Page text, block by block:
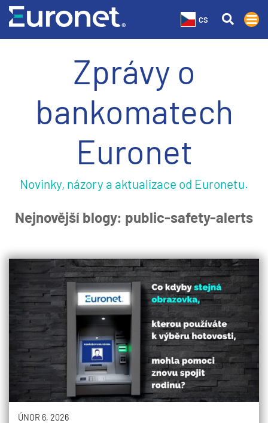
CS
Zprávy o
bankomatech
Euronet
Novinky, názory a aktualizace od Euronetu.
Nejnovější blogy: public-safety-alerts
ÚNOR 6, 2026